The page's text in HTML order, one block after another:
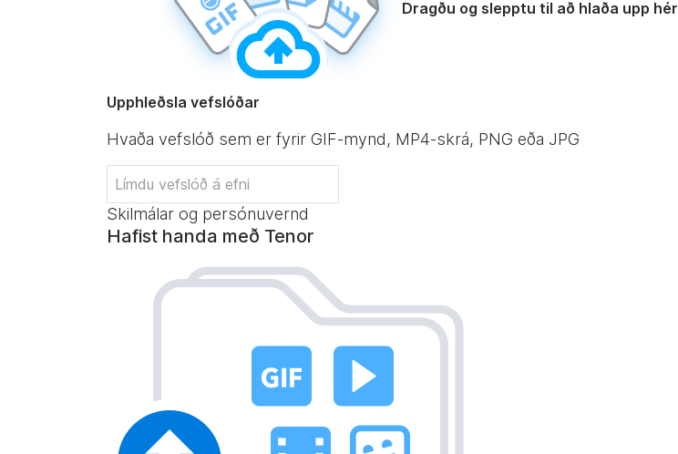
Dragðu og slepptu til að hlaða upp hér
Upphleðsla vefslóðar
Hvaða vefslóð sem er fyrir GIF-mynd, MP4-skrá, PNG eða JPG
Skilmálar og persónuvernd
Hafist handa með Tenor